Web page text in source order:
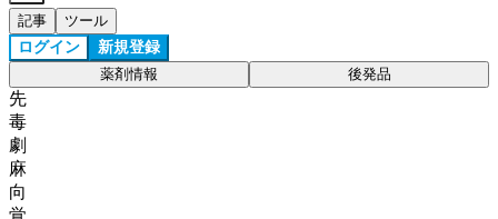
記事 ツール
ログイン 新規登録
薬剤情報 後発品
先
毒
劇
麻
向
覚